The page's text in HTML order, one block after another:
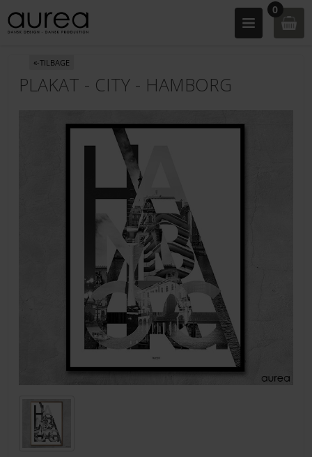
0
«-TILBAGE
PLAKAT - CITY - HAMBORG